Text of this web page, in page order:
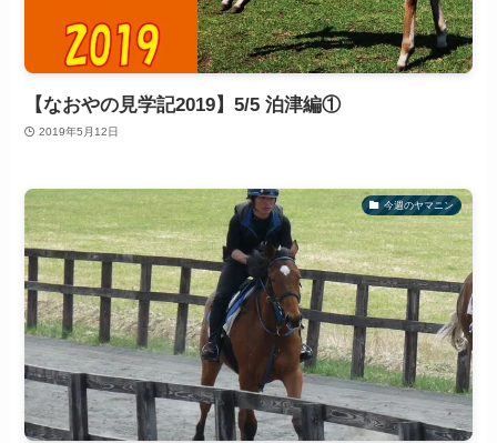
【なおやの見学記2019】5/5 泊津編①
2019年5月12日
今週のヤマニン